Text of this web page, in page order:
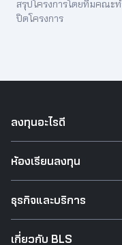
สรุปโครงการโดยทีมคณะ
ปิดโครงการ
ลงทุนอะไรดี
ห้องเรียนลงทุน
ธุรกิจและบริการ
เกี่ยวกับ BLS